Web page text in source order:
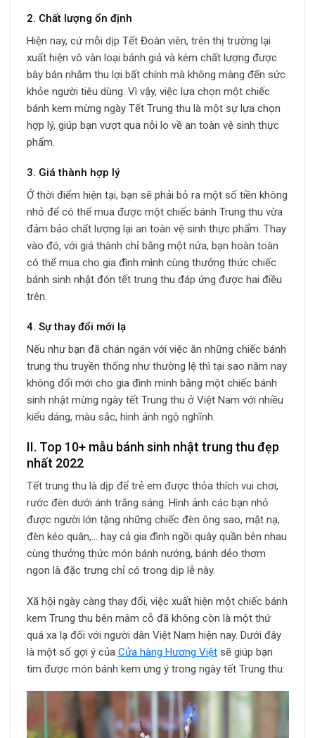
2. Chất lượng ổn định
Hiện nay, cứ mỗi dịp Tết Đoàn viên, trên thị trường lại
xuất hiện vô vàn loại bánh giả và kém chất lượng được
bày bán nhằm thu lợi bất chính mà không màng đến sức
khỏe người tiêu dùng. Vì vậy, việc lựa chọn một chiếc
bánh kem mừng ngày Tết Trung thu là một sự lựa chọn
hợp lý, giúp bạn vượt qua nỗi lo về an toàn vệ sinh thực
phẩm.
3. Giá thành hợp lý
Ở thời điểm hiện tại, bạn sẽ phải bỏ ra một số tiền không
nhỏ để có thể mua được một chiếc bánh Trung thu vừa
đảm bảo chất lượng lại an toàn vệ sinh thực phẩm. Thay
vào đó, với giá thành chỉ bằng một nửa, bạn hoàn toàn
có thể mua cho gia đình mình cùng thưởng thức chiếc
bánh sinh nhật đón tết trung thu đáp ứng được hai điều
trên.
4. Sự thay đổi mới lạ
Nếu như bạn đã chán ngán với việc ăn những chiếc bánh
trung thu truyền thống như thường lệ thì tại sao năm nay
không đổi mới cho gia đình mình bằng một chiếc bánh
sinh nhật mừng ngày tết Trung thu ở Việt Nam với nhiều
kiểu dáng, màu sắc, hình ảnh ngộ nghĩnh.
II. Top 10+ mẫu bánh sinh nhật trung thu đẹp
nhất 2022
Tết trung thu là dịp để trẻ em được thỏa thích vui chơi,
rước đèn dưới ánh trăng sáng. Hình ảnh các bạn nhỏ
được người lớn tặng những chiếc đèn ông sao, mặt nạ,
đèn kéo quân,… hay cả gia đình ngồi quây quần bên nhau
cùng thưởng thức món bánh nướng, bánh dẻo thơm
ngon là đặc trưng chỉ có trong dịp lễ này.
Xã hội ngày càng thay đổi, việc xuất hiện một chiếc bánh
kem Trung thu bên mâm cỗ đã không còn là một thứ
quá xa lạ đối với người dân Việt Nam hiện nay. Dưới đây
là một số gợi ý của Cửa hàng Hương Việtsẽ giúp bạn
tìm được món bánh kem ưng ý trong ngày tết Trung thu: